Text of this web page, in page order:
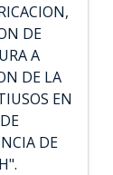
DE
A
DE LA
EN
DE